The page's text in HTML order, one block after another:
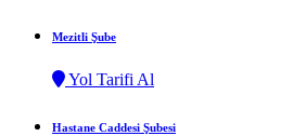
Mezitli Şube
Yol Tarifi Al
Hastane Caddesi Şubesi